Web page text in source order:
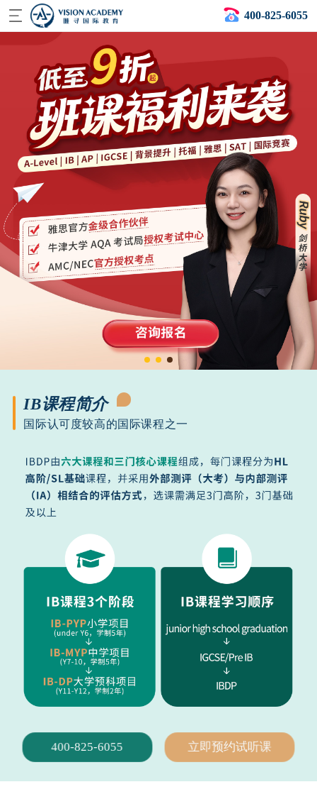
400-825-6055
IB课程简介
国际认可度较高的国际课程之一
400-825-6055 立即预约试听课